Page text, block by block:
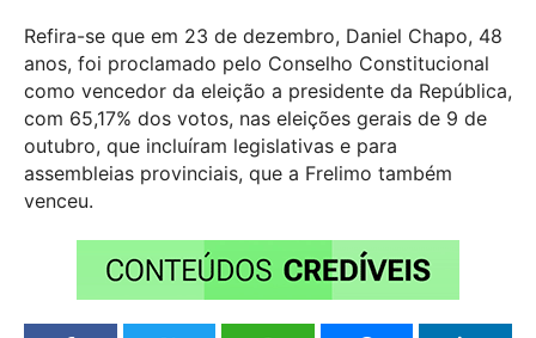
Refira-se que em 23 de dezembro, Daniel Chapo, 48
anos, foi proclamado pelo Conselho Constitucional
como vencedor da eleição a presidente da República,
com 65,17% dos votos, nas eleições gerais de 9 de
outubro, que incluíram legislativas e para
assembleias provinciais, que a Frelimo também
venceu.